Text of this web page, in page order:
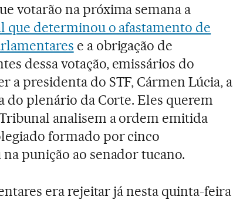
votarão na próxima semana a
que determinou o afastamento de
e a obrigação de
dessa votação, emissários do
a presidenta do STF, Cármen Lúcia, a
do plenário da Corte. Eles querem
analisem a ordem emitida
formado por cinco
punição ao senador tucano.
era rejeitar já nesta quinta-feira